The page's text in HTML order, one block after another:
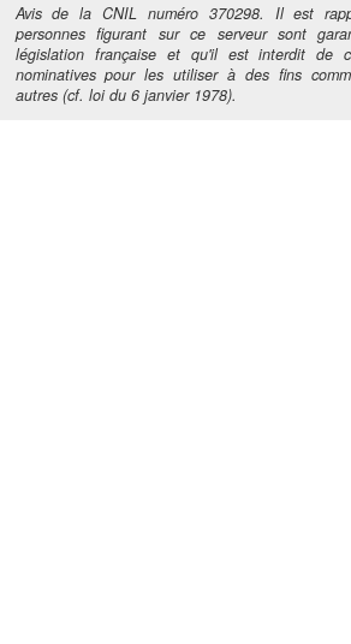
Avis de la CNIL numéro 370298. Il est
personnes figurant sur ce serveur sont
législation française et qu'il est interdit de
nominatives pour les utiliser à des fins
autres (cf. loi du 6 janvier 1978).